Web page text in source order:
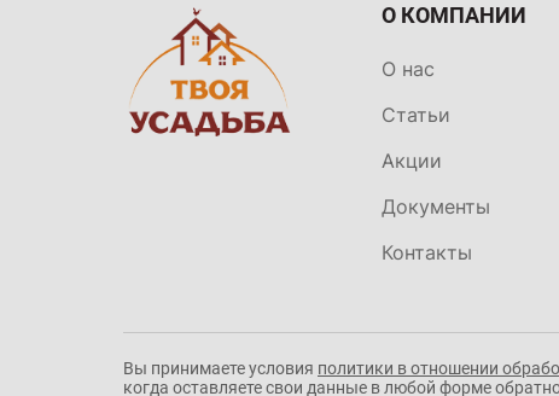
О КОМПАНИИ
О нас
Статьи
Акции
Документы
Контакты
Вы принимаете условия политики в отношении
когда оставляете свои данные в любой форме